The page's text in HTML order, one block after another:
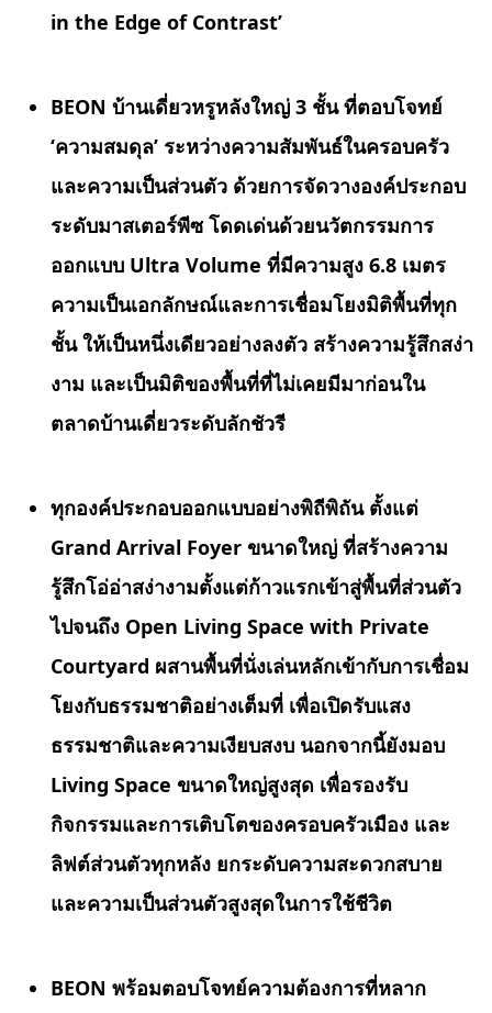
in the Edge of Contrast’
BEON บ้านเดี่ยวหรูหลังใหญ่ 3 ชั้น ที่ตอบโจทย์
‘ความสมดุล’ ระหว่างความสัมพันธ์ในครอบครัว
และความเป็นส่วนตัว ด้วยการจัดวางองค์ประกอบ
ระดับมาสเตอร์พีซ โดดเด่นด้วยนวัตกรรมการ
ออกแบบ Ultra Volume ที่มีความสูง 6.8 เมตร
ความเป็นเอกลักษณ์และการเชื่อมโยงมิติพื้นที่ทุก
ชั้น ให้เป็นหนึ่งเดียวอย่างลงตัว สร้างความรู้สึกสง่า
งาม และเป็นมิติของพื้นที่ที่ไม่เคยมีมาก่อนใน
ตลาดบ้านเดี่ยวระดับลักชัวรี
ทุกองค์ประกอบออกแบบอย่างพิถีพิถัน ตั้งแต่
Grand Arrival Foyer ขนาดใหญ่ ที่สร้างความ
รู้สึกโอ่อ่าสง่างามตั้งแต่ก้าวแรกเข้าสู่พื้นที่ส่วนตัว
ไปจนถึง Open Living Space with Private
Courtyard ผสานพื้นที่นั่งเล่นหลักเข้ากับการเชื่อม
โยงกับธรรมชาติอย่างเต็มที่ เพื่อเปิดรับแสง
ธรรมชาติและความเงียบสงบ นอกจากนี้ยังมอบ
Living Space ขนาดใหญ่สูงสุด เพื่อรองรับ
กิจกรรมและการเติบโตของครอบครัวเมือง และ
ลิฟต์ส่วนตัวทุกหลัง ยกระดับความสะดวกสบาย
และความเป็นส่วนตัวสูงสุดในการใช้ชีวิต
BEON พร้อมตอบโจทย์ความต้องการที่หลาก